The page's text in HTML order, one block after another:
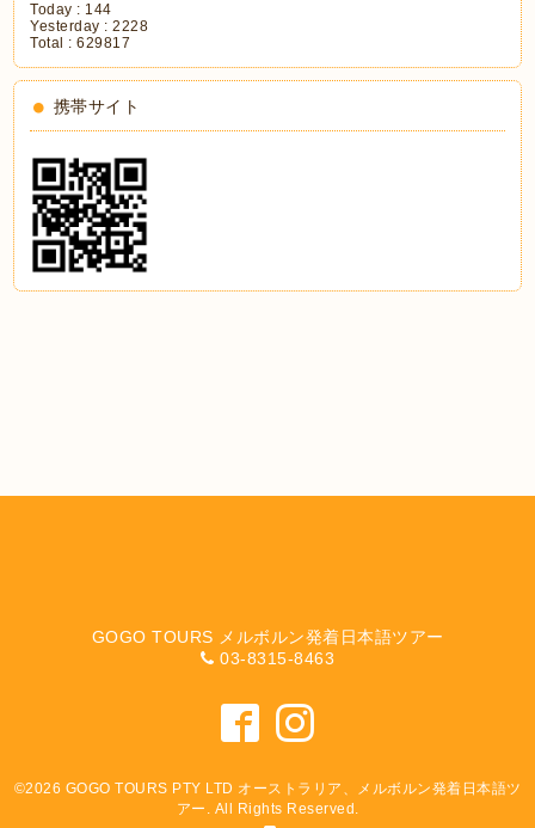
Today : 144
Yesterday :2228
Total :629817
携帯サイト
GOGO TOURS メルボルン発着日本語ツアー
03-8315-8463
©2026 GOGO TOURS PTY LTD オーストラリア、メルボルン発着日本語ツ
アー . All Rights Reserved.